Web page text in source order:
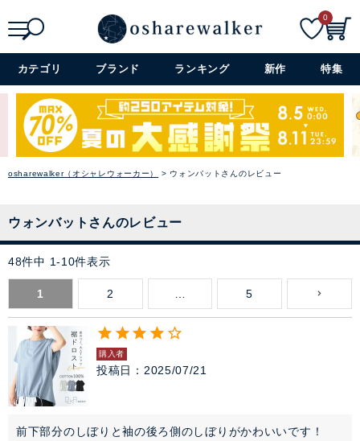
詳細検索+
0
カテゴリ ブランド ランキング 新作 特集
osharewalker（オシャレウォーカー） ウォンバットさんのレビュー
ウォンバットさんのレビュー
48件中 1-10件表示
1 2 5
購入者
投稿日 2025/07/21
前下部分のしぼりと袖の後ろ側のしぼりがかわいいです！